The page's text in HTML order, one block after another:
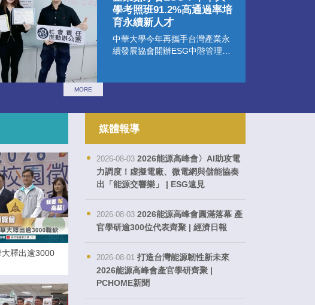
學考照班91.2%高通過率培
育永續新人才
中華大學今年再攜手台灣產業永
續發展協會開辦ESG中階管理師
MORE
釋出逾3000
媒體報導
2026-08-032026能源高峰會〉AI助攻電
力調度！虛擬電廠、微電網與儲能協奏
出「能源交響樂」 | ESG遠見
2026-08-032026能源高峰會圓滿落幕 產
官學研逾300位代表齊聚 | 經濟日報
2026-08-01打造台灣能源韌性新未來
2026能源高峰會產官學研齊聚 |
PCHOME新聞